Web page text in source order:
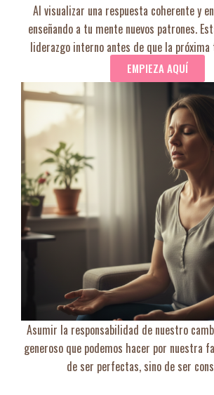
Al visualizar una respuesta coherente y
enseñando a tu mente nuevos patrones.
liderazgo interno antes de que la
EMPIEZA AQUÍ
Asumir la responsabilidad de nuestro
generoso que podemos hacer por nuestra
de ser perfectas, sino de ser